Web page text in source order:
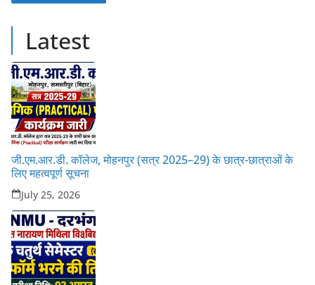
Latest
जी.एम.आर.डी. कॉलेज, मोहनपुर (सत्र 2025–29) के छात्र-छात्राओं के
लिए महत्वपूर्ण सूचना
July 25, 2026